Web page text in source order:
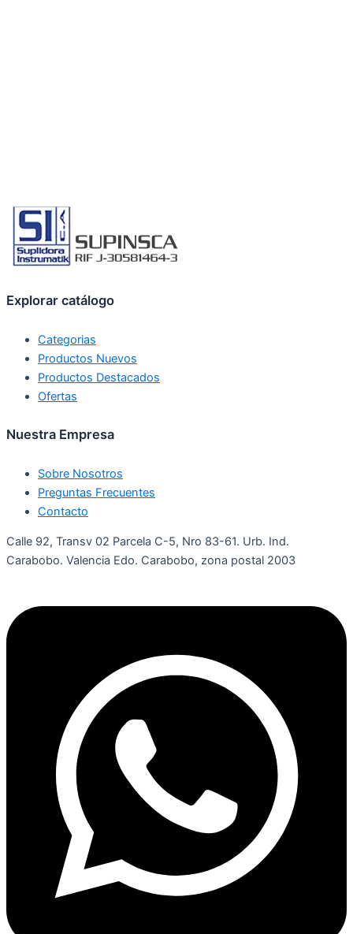
Explorar catálogo
Categorias
Productos Nuevos
Productos Destacados
Ofertas
Nuestra Empresa
Sobre Nosotros
Preguntas Frecuentes
Contacto
Calle 92, Transv 02 Parcela C-5, Nro 83-61. Urb. Ind.
Carabobo. Valencia Edo. Carabobo, zona postal 2003